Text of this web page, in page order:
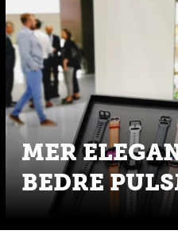
MER
BEDRE